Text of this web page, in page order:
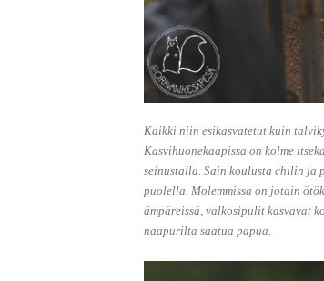
Kaikki niin esikasvatetut kuin
Kasvihuonekaapissa on kolme
seinustalla. Sain koulusta chilin ja
puolella. Molemmissa on jotain
ämpäreissä, valkosipulit kasvavat
naapurilta saatua papua.